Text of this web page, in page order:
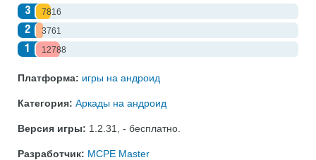
3 7816
2 3761
1 12788
Платформа: игры на андроид
Категория: Аркады на андроид
Версия игры: 1.2.31 - бесплатно
Разработчик: MCPE Master